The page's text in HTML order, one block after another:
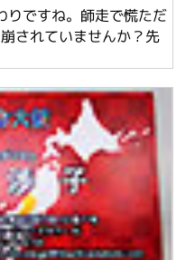
ですね。師走で慌ただ
されていませんか？先